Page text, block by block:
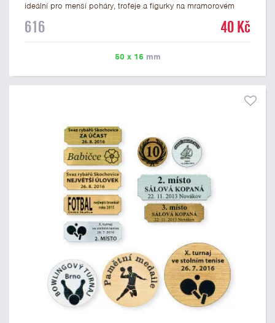
ideální pro menší poháry, trofeje a figurky na mramorovém
nebo text. U textu doporučujeme maximálně 3 řádky, aby byla
možné přiložit v prvním kroku objednávky.
616 40 Kč
50 x 16mm